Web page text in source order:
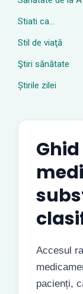
Stiati ca…
Stil de viaţă
Ştiri sănătate
Știrile zilei
Accesul
pacienți,